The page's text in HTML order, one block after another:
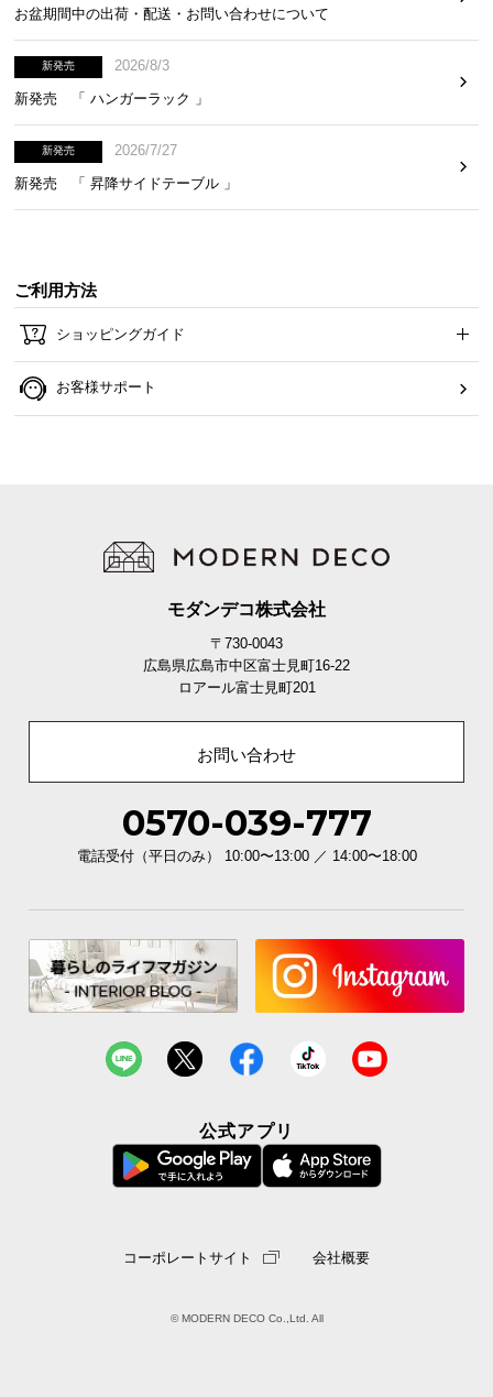
3000時間の「UV耐久性試験」を実施
専用の機械で3000時間の「UV耐久性試験」を行いま
EUに認められた安全クオリティ
成分検査を行い、安全な商品だと証明されました。
REACHとは
人体や環境の安全を目的に、EU全
REACHの安全認可は、国際的にも
安全と認められた証になります。
全205項目で未検出を記録
REACH規則にて登録されている化学物質全205項目
試験内容 試験結果
規則で有害認定されている化学物
お盆期間中の出荷・配送・お問い合わせについて
新発売
2026/8/3
新発売 「 ハンガーラック 」
新発売
2026/7/27
新発売 「 昇降サイドテーブル 」
ご利用方法
ショッピングガイド
お客様サポート
モダンデコ株式会社
〒730-0043
広島県広島市中区富士見町16-22
ロアール富士見町201
お問い合わせ
0570-039-777
電話受付（平日のみ） 10:00〜13:00 ／ 14:00〜18:00
公式アプリ
コーポレートサイト 会社概要
© MODERN DECO Co.,Ltd. All